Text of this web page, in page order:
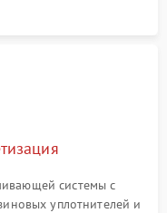
системы с
уплотнителей и